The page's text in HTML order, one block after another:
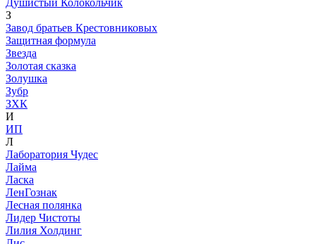
Душистый Колокольчик
З
Завод братьев Крестовниковых
Защитная формула
Звезда
Золотая сказка
Золушка
Зубр
ЗХК
И
ИП
Л
Лаборатория Чудес
Лайма
Ласка
ЛенГознак
Лесная полянка
Лидер Чистоты
Лилия Холдинг